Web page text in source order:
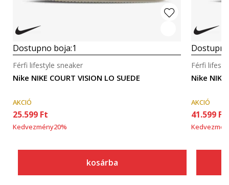
Dostupno boja:1
Nike NIKE COURT VISION LO SUEDE
Férfi lifestyle sneaker
AKCIÓ
25.599 Ft
Kedvezmény20%
kosárba
Nike NIKE
Férfi
AKCIÓ
41.599 Ft